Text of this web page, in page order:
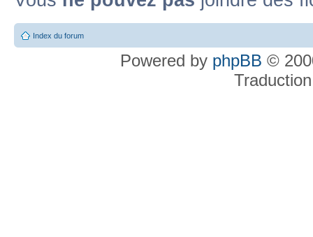
Index du forum
Powered by phpBB ©